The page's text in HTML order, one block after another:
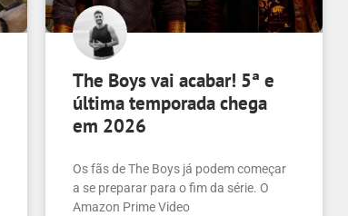
The Boys vai acabar! 5ª e
última temporada chega
em 2026
Os fãs de The Boys já podem começar
a se preparar para o fim da série. O
Amazon Prime Video